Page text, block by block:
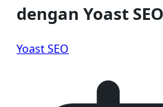
dengan Yoast SEO
Yoast SEO